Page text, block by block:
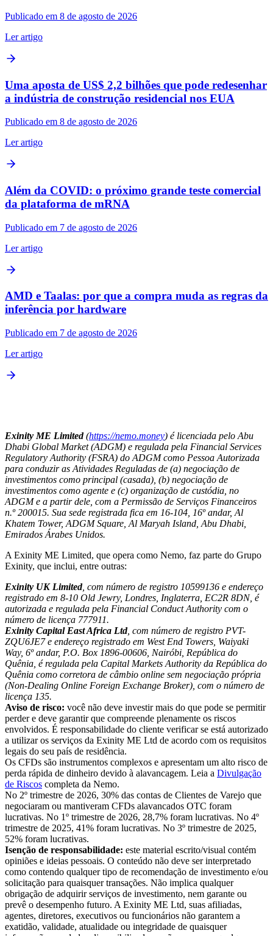
Publicado em 8 de agosto de 2026
Ler artigo
Uma aposta de US$ 2,2 bilhões que pode redesenhar
a indústria de construção residencial nos EUA
Publicado em 8 de agosto de 2026
Ler artigo
Além da COVID: o próximo grande teste comercial
da plataforma de mRNA
Publicado em 7 de agosto de 2026
Ler artigo
AMD e Taalas: por que a compra muda as regras da
inferência por hardware
Publicado em 7 de agosto de 2026
Ler artigo
Exinity ME Limited(https://nemo.money) é licenciada pelo Abu
Dhabi Global Market (ADGM) e regulada pela Financial Services
Regulatory Authority (FSRA) do ADGM como Pessoa Autorizada
para conduzir as Atividades Reguladas de (a) negociação de
investimentos como principal (casada), (b) negociação de
investimentos como agente e (c) organização de custódia, no
ADGM e a partir dele, com a Permissão de Serviços Financeiros
n.º 200015. Sua sede registrada fica em 16-104, 16º andar, Al
Khatem Tower, ADGM Square, Al Maryah Island, Abu Dhabi,
Emirados Árabes Unidos.
A Exinity ME Limited, que opera como Nemo, faz parte do Grupo
Exinity, que inclui, entre outras:
Exinity UK Limited, com número de registro 10599136 e endereço
registrado em 8-10 Old Jewry, Londres, Inglaterra, EC2R 8DN, é
autorizada e regulada pela Financial Conduct Authority com o
número de licença 777911.
Exinity Capital East Africa Ltd, com número de registro PVT-
ZQU6JE7 e endereço registrado em West End Towers, Waiyaki
Way, 6º andar, P.O. Box 1896-00606, Nairóbi, República do
Quênia, é regulada pela Capital Markets Authority da República do
Quênia como corretora de câmbio online sem negociação própria
(Non-Dealing Online Foreign Exchange Broker), com o número de
licença 135.
Aviso de risco: você não deve investir mais do que pode se permitir
perder e deve garantir que compreende plenamente os riscos
envolvidos. É responsabilidade do cliente verificar se está autorizado
a utilizar os serviços da Exinity ME Ltd de acordo com os requisitos
legais do seu país de residência.
Os CFDs são instrumentos complexos e apresentam um alto risco de
perda rápida de dinheiro devido à alavancagem. Leia a Divulgação
de Riscos completa da Nemo.
No 2º trimestre de 2026, 30% das contas de Clientes de Varejo que
negociaram ou mantiveram CFDs alavancados OTC foram
lucrativas. No 1º trimestre de 2026, 28,7% foram lucrativas. No 4º
trimestre de 2025, 41% foram lucrativas. No 3º trimestre de 2025,
52% foram lucrativas.
Isenção de responsabilidade: este material escrito/visual contém
opiniões e ideias pessoais. O conteúdo não deve ser interpretado
como contendo qualquer tipo de recomendação de investimento e/ou
solicitação para quaisquer transações. Não implica qualquer
obrigação de adquirir serviços de investimento, nem garante ou
prevê o desempenho futuro. A Exinity ME Ltd, suas afiliadas,
agentes, diretores, executivos ou funcionários não garantem a
exatidão, validade, atualidade ou integridade de quaisquer